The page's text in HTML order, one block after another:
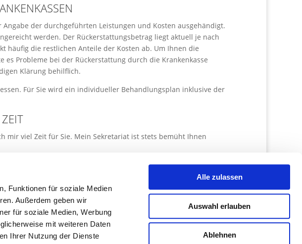
Funktionen für soziale Medien
Außerdem geben wir
für soziale Medien, Werbung
mit weiteren Daten
Ihrer Nutzung der Dienste
Alle zulassen
Auswahl erlauben
Ablehnen
der durchgeführten Leistungen und Kosten ausgehändigt.
werden. Der Rückerstattungsbetrag liegt aktuell je nach
häufig die restlichen Anteile der Kosten ab. Um Ihnen die
Probleme bei der Rückerstattung durch die Krankenkasse
Klärung behilflich.
Für Sie wird ein individueller Behandlungsplan inklusive der
mir viel Zeit für Sie. Mein Sekretariat ist stets bemüht Ihnen
geben, damit Stornokosten vermieden werden können.
WOUM -Werbeagentur in Innsbuck